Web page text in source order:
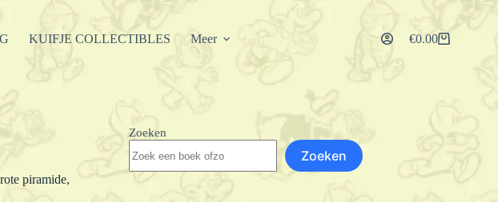
KUIFJE COLLECTIBLES Meer Winkelwagen
€0.00
piramide,
Zoeken
Zoeken